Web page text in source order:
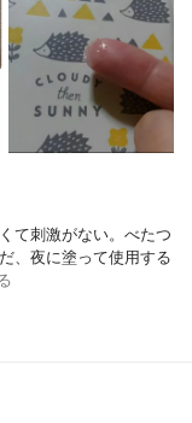
て刺激がない。べたつ
、夜に塗って使用する